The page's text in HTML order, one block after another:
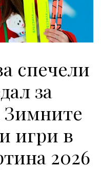
спечели
за
Зимните
игри в
2026